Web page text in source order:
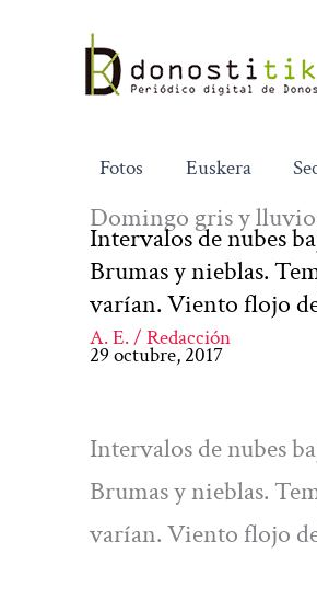
contenido
Fotos Euskera
Domingo gris y
Intervalos de nubes
Brumas y nieblas.
varían. Viento flojo
A. E. / Redacción
29 octubre, 2017
Intervalos de nubes
Brumas y nieblas.
varían. Viento flojo